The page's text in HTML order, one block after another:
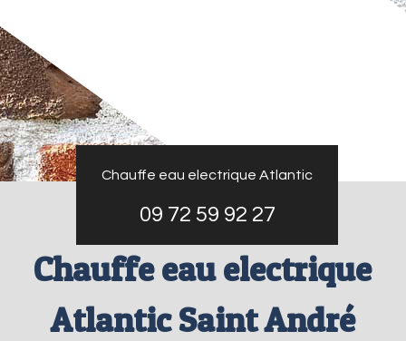
Chauffe eau electrique Atlantic
09 72 59 92 27
Chauffe eau electrique
Atlantic Saint André